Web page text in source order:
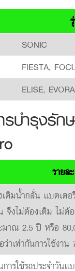
SONIC
FIESTA,
ELISE,
รบำรุงรั
รายล
เติมน้ำกลั่น แบตเต
จึงไม่ต้องเติม ไม่ต้
มาณ 2.5 ปี หรือ
าเท่ากันการใช้งาน
ารใช้รถประจำวันแ